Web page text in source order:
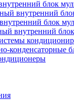
блок
внутренний
блок
внутренний
конденсаторные